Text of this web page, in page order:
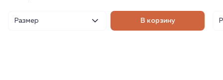
Размер В корзину